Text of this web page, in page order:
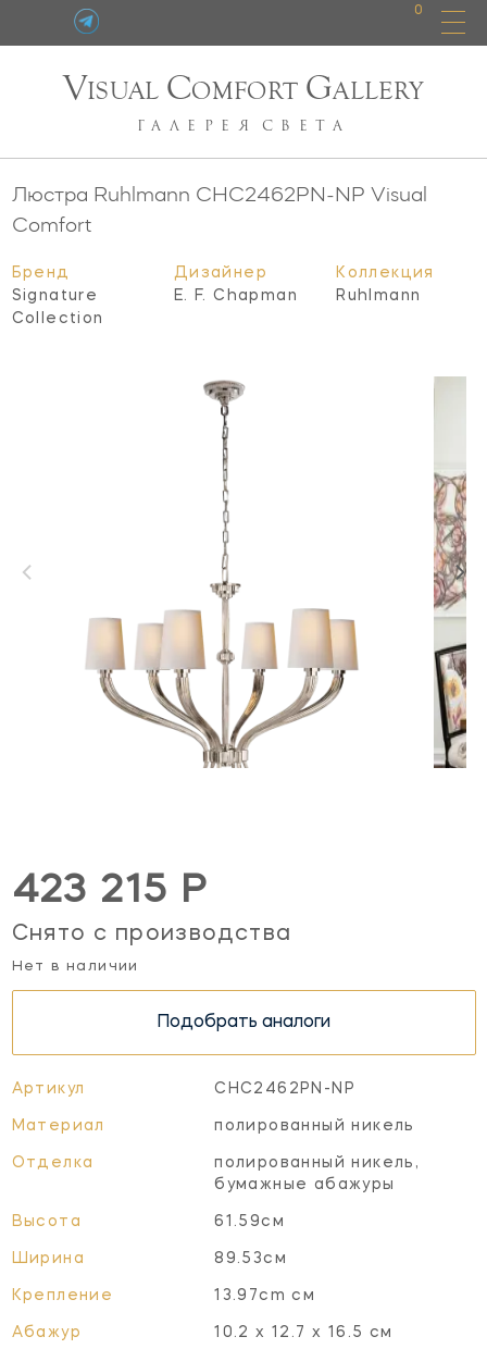
0
VISUAL COMFORT GALLERY
ГАЛЕРЕЯ СВЕТА
Люстра Ruhlmann CHC2462PN-NP Visual
Comfort
Бренд
Signature
Collection
Дизайнер
E. F. Chapman
Коллекция
Ruhlmann
423 215 Р
Снято с производства
Нет в наличии
Подобрать аналоги
Артикул CHC2462PN-NP
Материал полированный никель
Отделка
полированный никель,
бумажные абажуры
Высота 61.59см
Ширина 89.53см
Крепление 13.97cm см
Абажур 10.2 х 12.7 х 16.5 см